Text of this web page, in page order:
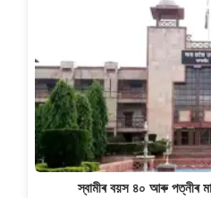
স্বামীৰ বয়স ৪০ আৰু পত্নীৰ